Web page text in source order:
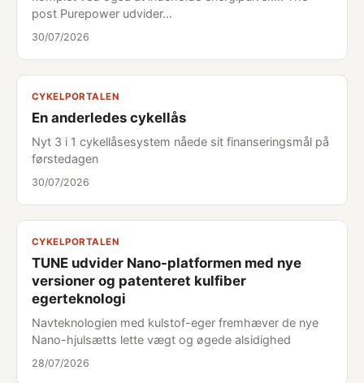
post Purepower udvider…
30/07/2026
CYKELPORTALEN
En anderledes cykellås
Nyt 3 i 1 cykellåsesystem nåede sit finanseringsmål på
førstedagen
30/07/2026
CYKELPORTALEN
TUNE udvider Nano-platformen med nye
versioner og patenteret kulfiber
egerteknologi
Navteknologien med kulstof-eger fremhæver de nye
Nano-hjulsætts lette vægt og øgede alsidighed
28/07/2026